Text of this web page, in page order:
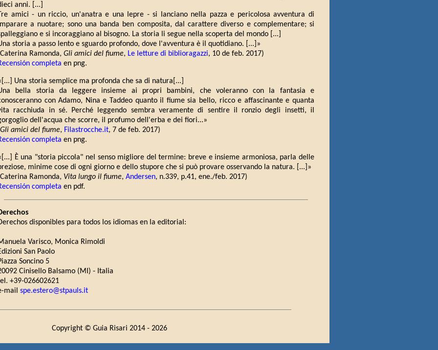
anni. [...]
amici - un riccio, un'anatra e una lepre - si lanciano nella pazza e pericolosa avventura di
a nuotare; sono una banda ben composita, dal carattere diverso e complementare; si
e si incoraggiano al bisogno. La storia li segue nella scoperta del mondo [...]
storia a passo lento e sguardo profondo, dove l'avventura è il quotidiano. [...]»
Ramonda, Gli amici del fiume, Le letture di biblioragazzi, 10 de feb. 2017)
completa en png.
Una storia semplice ma profonda che sa di natura[...]
bella storia da leggere insieme ai propri bambini, che voleranno con la fantasia e
con Adamo, Nina e Taddeo quanto il fiume sia bello, ricco e affascinante e quanta
racchiuda in sé. Perché leggendo sembra veramente di sentire il ronzio degli insetti, il
dell'acqua che scorre, il profumo dell'erba e dei fiori...»
Gli amici del fiume, Filastrocche.it, 7 de feb. 2017)
completa en png.
È una "storia piccola" nel senso migliore del termine: breve e insieme armoniosa, parla delle
minime cose di ogni giorno e dello stupore che si può provare osservando la natura. [...]»
Ramonda, Vita lungo il fiume, Andersen, n.339, p.41, ene./feb. 2017)
completa en pdf.
disponibles para todos los idiomas en la editorial:
Varisco, Monica Rimoldi
San Paolo
Soncino 5
Cinisello Balsamo (MI) - Italia
+39-026602621
mail spe.estero@stpauls.it
Copyright © Guia Risari 2014 - 2026